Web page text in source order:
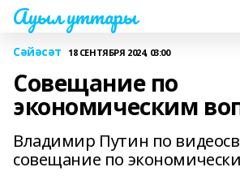
Ауыл уттары
Сәйәсәт 18 СЕНТЯБРЯ 2024, 03:00
Совещание по
экономическим
Владимир Путин по
совещание по